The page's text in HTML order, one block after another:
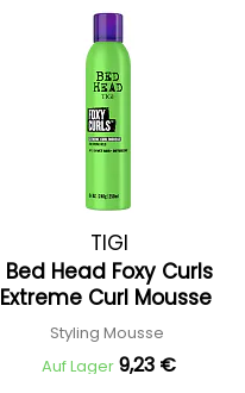
TIGI
Bed Head Foxy Curls
Extreme Curl Mousse
Styling Mousse
Auf Lager 9,23 €